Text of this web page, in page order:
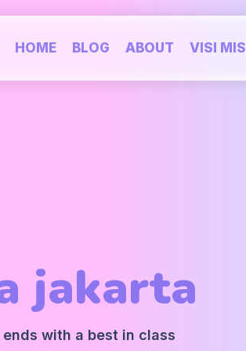
HOME BLOG ABOUT VISI MISI
jakarta
with a best in class